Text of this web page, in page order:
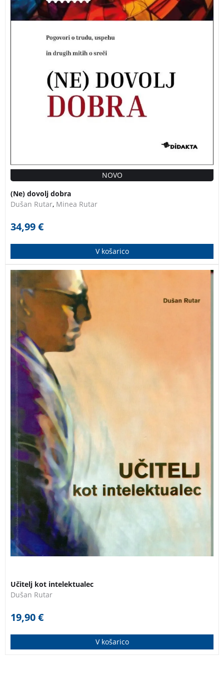
DUŠAN RUTAR MINEA RUTAR NEDOVOLJ DOBRA
NOVO
(Ne) dovolj dobra
Dušan Rutar, Minea Rutar
34,99€
V košarico
Praktični priročnik za učitelje, ki odstira njihovo vlogo v
šoli, odnose s šolskim okoljem, dialoško šolo …
Učitelj kot intelektualec
Dušan Rutar
19,90€
V košarico